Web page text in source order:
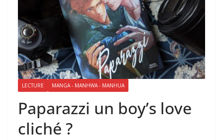
LECTURE MANGA - MANHWA - MANHUA
Paparazzi un boy’s love
cliché ?